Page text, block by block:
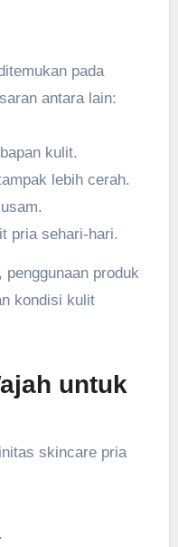
pada
antara lain:
kulit.
lebih cerah.
pria sehari-hari.
produk
kondisi kulit
untuk
skincare pria